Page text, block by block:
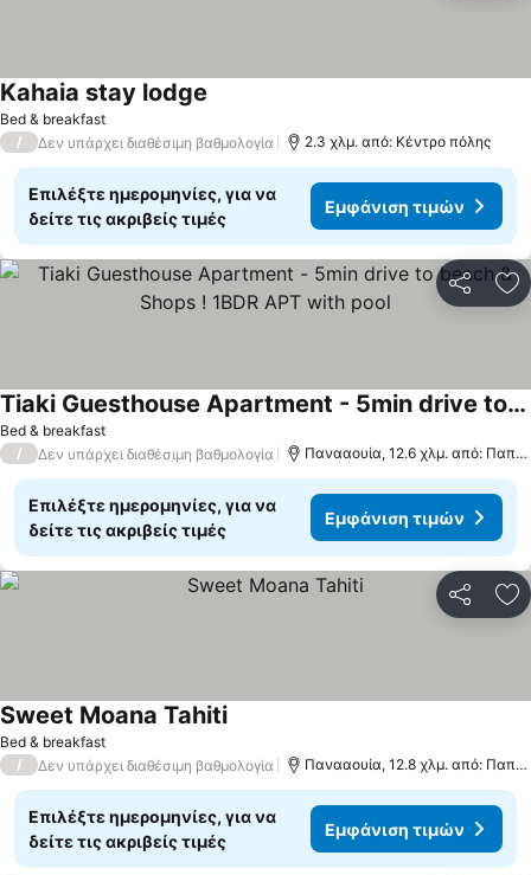
Bed & breakfast
Kahaia stay lodge
/ Δεν υπάρχει διαθέσιμη βαθμολογία 2.3 χλμ. από: Κέντρο πόλης
Επιλέξτε ημερομηνίες, για να
δείτε τις ακριβείς τιμές
Εμφάνιση τιμών
Bed & breakfast
Tiaki Guesthouse Apartment - 5min drive to beach & Shops ! 1BDR APT with pool
Εμφάνιση τιμών
/ Δεν υπάρχει διαθέσιμη βαθμολογία Πανααουία, 12.6 χλμ. από:
Επιλέξτε ημερομηνίες, για να
δείτε τις ακριβείς τιμές
Εμφάνιση τιμών
Bed & breakfast
Sweet Moana TahitiΕμφάνιση τιμών
/ Δεν υπάρχει διαθέσιμη βαθμολογία Πανααουία, 12.8 χλμ. από:
Επιλέξτε ημερομηνίες, για να
δείτε τις ακριβείς τιμές
Εμφάνιση τιμών